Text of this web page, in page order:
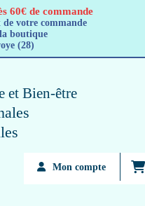
60€ de commande
votre commande
boutique
(28)
et Bien-être
Mon compte